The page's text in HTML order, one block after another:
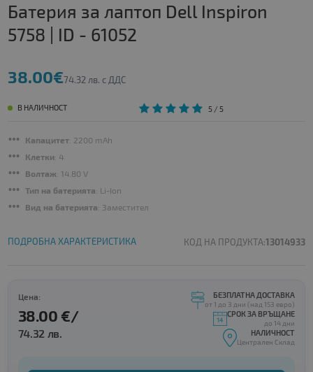
Батерия за лаптоп Dell Inspiron
5758 | ID - 61052
38.00€74.32 лв. с ДДС
В НАЛИЧНОСТ 5/ 5
Капацитет: 2200 mAh
Клетки: 4
Волтаж: 14.80 V
Тип на батерията: Li-Ion
Вид на батерията: Заместител
ПОДРОБНА ХАРАКТЕРИСТИКА КОД НА ПРОДУКТА:13014933
Цена:
38.00 €/
74.32 лв.
БЕЗПЛАТНА ДОСТАВКА
от 1 до 3 дни (над 153 евро)
СРОК ЗА ВРЪЩАНЕ
до 14 дни
НАЛИЧНОСТ
Централен Склад